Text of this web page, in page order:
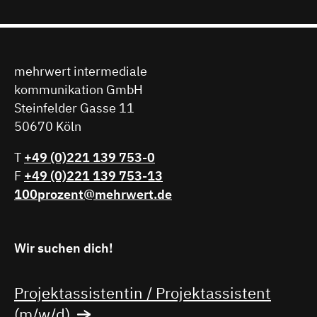
mehrwert intermediale
kommunikation GmbH
Steinfelder Gasse 11
50670 Köln
+49 (0)221 139 753-0
F +49 (0)221 139 753-13
100prozent@mehrwert.de
Wir suchen dich!
Projektassistentin / Projektassistent